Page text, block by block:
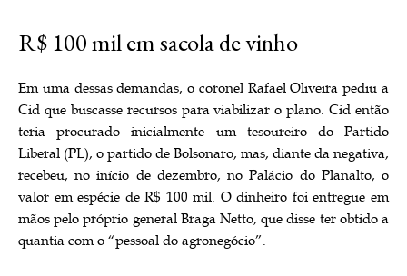
R$ 100 mil em sacola de vinho
Em uma dessas demandas, o coronel Rafael Oliveira pediu a
Cid que buscasse recursos para viabilizar o plano. Cid então
teria procurado inicialmente um tesoureiro do Partido
Liberal (PL), o partido de Bolsonaro, mas, diante da negativa,
recebeu, no início de dezembro, no Palácio do Planalto, o
valor em espécie de R$ 100 mil. O dinheiro foi entregue em
mãos pelo próprio general Braga Netto, que disse ter obtido a
quantia com o “pessoal do agronegócio”.